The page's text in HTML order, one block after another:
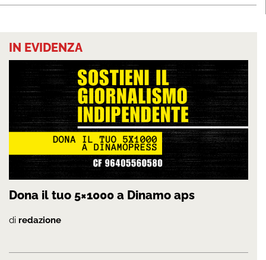
IN EVIDENZA
Dona il tuo 5×1000 a Dinamo aps
di redazione